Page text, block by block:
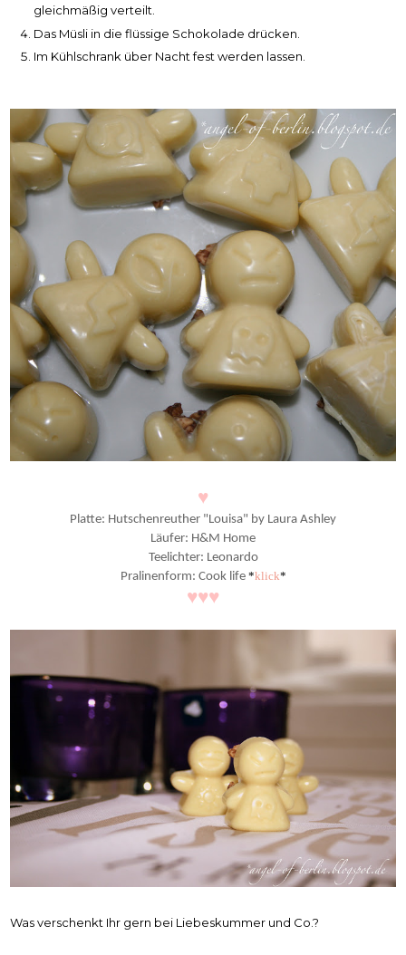
gleichmäßig verteilt.
Das Müsli in die flüssige Schokolade drücken.
Im Kühlschrank über Nacht fest werden lassen.
♥
Platte: Hutschenreuther "Louisa" by Laura Ashley
Läufer: H&M Home
Teelichter: Leonardo
Pralinenform: Cook life *klick*
♥♥♥
Was verschenkt Ihr gern bei Liebeskummer und Co.?